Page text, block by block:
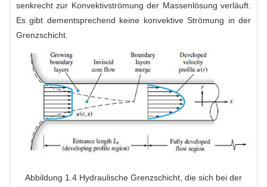
senkrecht zur Konvektivströmung der Massenlösung verläuft.
Es gibt dementsprechend keine konvektive Strömung in der
Grenzschicht.
Abbildung 1.4 Hydraulische Grenzschicht, die sich bei der